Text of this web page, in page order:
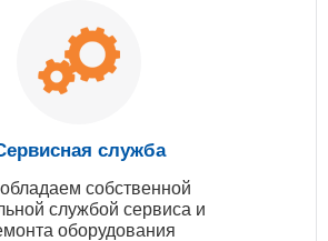
служба
собственной
службой сервиса и
оборудования